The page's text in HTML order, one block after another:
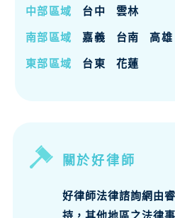
關於好律師
好律師法律諮詢網由
南部區域 嘉義 台南 高雄
中部區域 台中 雲林
東部區域 台東 花蓮